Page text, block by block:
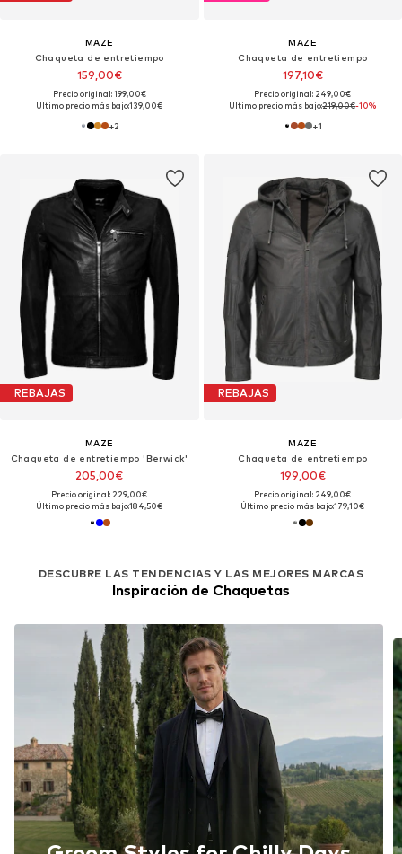
MAZE
Chaqueta de entretiempo
159,00€
Precio original: 199,00€
Último precio más bajo:139,00€
+2
MAZE
Chaqueta de entretiempo
197,10€
Precio original: 249,00€
Último precio más bajo:219,00€-10%
+1
REBAJAS
MAZE
Chaqueta de entretiempo 'Berwick'
205,00€
Precio original: 229,00€
Último precio más bajo:184,50€
DESCUBRE LAS TENDENCIAS Y LAS MEJORES MARCAS
Inspiración de Chaquetas
REBAJAS
MAZE
Chaqueta de entretiempo
199,00€
Precio original: 249,00€
Último precio más bajo:179,10€